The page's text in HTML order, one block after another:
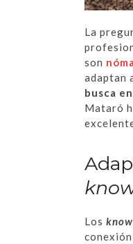
La
son
adaptan
busca
Mataró
Los